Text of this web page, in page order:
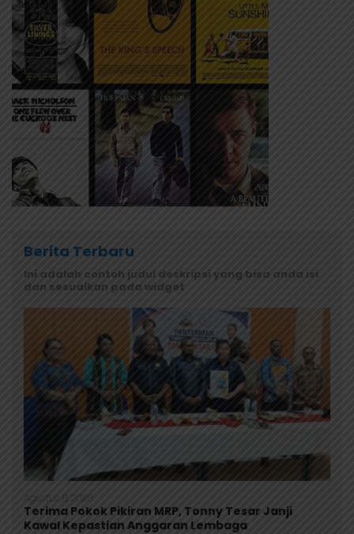
Berita Terbaru
Ini adalah contoh judul deskripsi yang bisa anda isi
dan sesuaikan pada widget
Agustus 6, 2026
Terima Pokok Pikiran MRP, Tonny Tesar Janji
Kawal Kepastian Anggaran Lembaga